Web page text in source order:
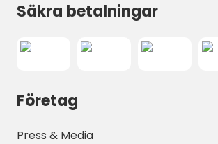
Säkra betalningar
Företag
Press & Media